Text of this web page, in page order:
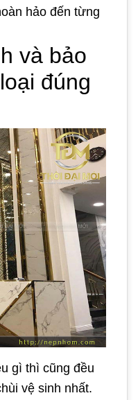
hảo đến từng
và bảo
đúng
gì thì cũng đều
vệ sinh nhất.